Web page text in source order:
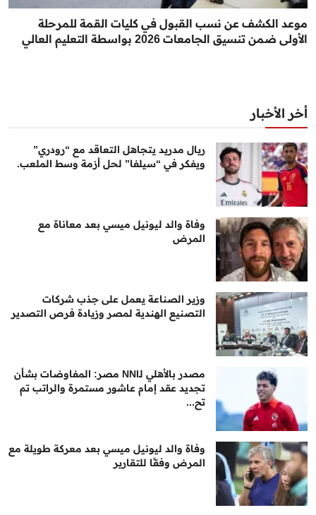
موعد الكشف عن نسب القبول في كليات القمة للمرحلة
الأولى ضمن تنسيق الجامعات 2026 بواسطة التعليم العالي
أخر الأخبار
ريال مدريد يتجاهل التعاقد مع “رودري”
ويفكر في “سيلفا” لحل أزمة وسط الملعب.
وفاة والد ليونيل ميسي بعد معاناة مع
المرض
وزير الصناعة يعمل على جذب شركات
التصنيع الهندية لمصر وزيادة فرص التصدير
مصدر بالأهلي لـNNI مصر: المفاوضات بشأن
تجديد عقد إمام عاشور مستمرة والراتب تم
تح...
وفاة والد ليونيل ميسي بعد معركة طويلة مع
المرض وفقًا للتقارير